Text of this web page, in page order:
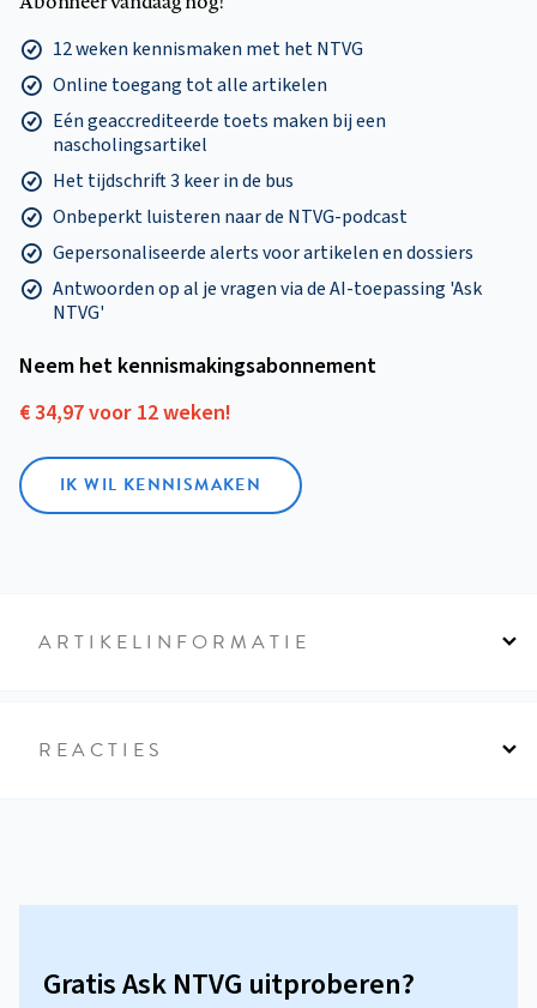
12 weken kennismaken met het NTVG
Online toegang tot alle artikelen
Eén geaccrediteerde toets maken bij een
nascholingsartikel
Het tijdschrift 3 keer in de bus
Onbeperkt luisteren naar de NTVG-podcast
Gepersonaliseerde alerts voor artikelen en dossiers
Antwoorden op al je vragen via de AI-toepassing 'Ask
NTVG'
Neem het kennismakings­abonnement
€ 34,97 voor 12 weken!
IK WIL KENNISMAKEN
ARTIKELINFORMATIE
REACTIES
Gratis Ask NTVG uitproberen?